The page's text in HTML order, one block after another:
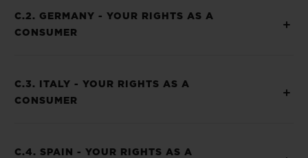
C.2. GERMANY - YOUR RIGHTS AS A
CONSUMER
C.3. ITALY - YOUR RIGHTS AS A
CONSUMER
C.4. SPAIN - YOUR RIGHTS AS A